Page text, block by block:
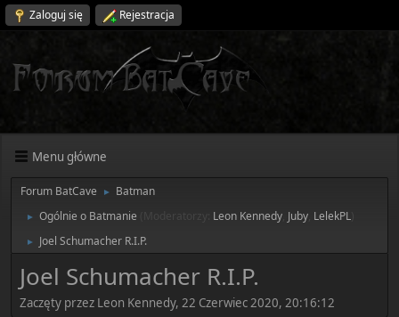
Zaloguj się Rejestracja
Menu główne
Forum BatCave ► Batman
► Ogólnie o Batmanie Leon Kennedy Juby LelekPL
► Joel Schumacher R.I.P.
Joel Schumacher R.I.P.
Zaczęty przez Leon Kennedy, 22 Czerwiec 2020, 20:16:12